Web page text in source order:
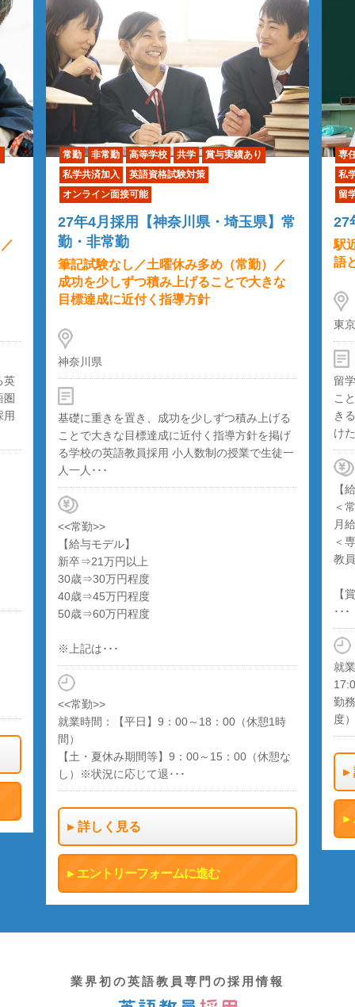
共学
賞与実績あり
川県・埼玉県】常
み多め（常勤）／
げることで大きな
を少しずつ積み上げる
近付く指導方針を掲げ
人数制の授業で生徒一
～18：00（休憩1時
00～15：00（休憩な
･
専任 常勤 中学校 高等学校 共学
賞
私学共済加入
最寄り駅から
27年4月採用【東京都】専任
駅近／複数名採用予定／将来に向
語と実生活の英語を同時に学べる
留学先で在籍コースに合わせた研修を
こと、また日常で世界との繋がりを強
きるプログラムを多数経験することで
けた英語と実生･･･
【給与モデル】
月給 255,200円 ※年収：
就業時間：月～金 8:00～18:00 土
勤務曜日・休み：日祝・平日1日（月
度）
詳しく見る
業界初の英語教員専門の採用情報